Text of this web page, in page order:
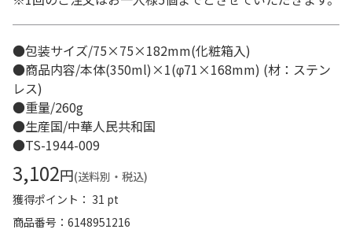
●包装サイズ/75×75×182mm(化粧箱入)
●商品内容/本体(350ml)×1(φ71×168mm) (材：ステン
レス)
●重量/260g
●生産国/中華人民共和国
●TS-1944-009
3,102円(送料別・税込)
獲得ポイント： 31 pt
商品番号
6148951216